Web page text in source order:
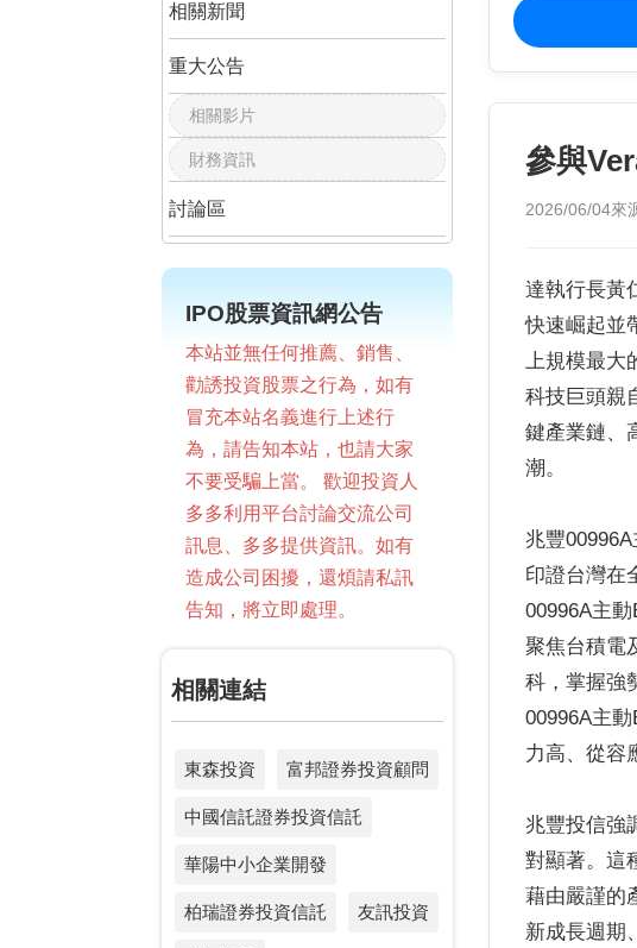
相關新聞
重大公告
相關影片
財務資訊
討論區
IPO股票資訊網公告
本站並無任何推薦、銷售、
勸誘投資股票之行為，如有
冒充本站名義進行上述行
為，請告知本站，也請大家
不要受騙上當。 歡迎投資人
多多利用平台討論交流公司
訊息、多多提供資訊。如有
造成公司困擾，還煩請私訊
告知，將立即處理。
相關連結
東森投資 富邦證券投資顧問
中國信託證券投資信託
華陽中小企業開發
柏瑞證券投資信託 友訊投資
參與
2026/06/04來
達執行長黃
快速崛起並
上規模最大
科技巨頭親
鍵產業鏈、
潮。
兆豐
印證台灣在
00996A主
聚焦台積電
科，掌握強
00996A主
力高、從容
兆豐投信強
對顯著。這
藉由嚴謹的
新成長週期